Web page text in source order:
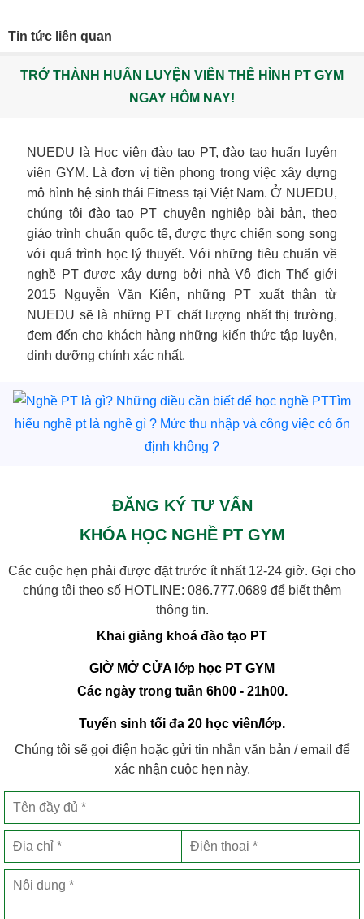
Tin tức liên quan
TRỞ THÀNH HUẤN LUYỆN VIÊN THỂ HÌNH PT GYM
NGAY HÔM NAY!
NUEDU là Học viện đào tạo PT, đào tạo huấn luyện
viên GYM. Là đơn vị tiên phong trong việc xây dựng
mô hình hệ sinh thái Fitness tại Việt Nam. Ở NUEDU,
chúng tôi đào tạo PT chuyên nghiệp bài bản, theo
giáo trình chuẩn quốc tế, được thực chiến song song
với quá trình học lý thuyết. Với những tiêu chuẩn về
nghề PT được xây dựng bởi nhà Vô địch Thế giới
2015 Nguyễn Văn Kiên, những PT xuất thân từ
NUEDU sẽ là những PT chất lượng nhất thị trường,
đem đến cho khách hàng những kiến thức tập luyện,
dinh dưỡng chính xác nhất.
Tìm
hiểu nghề pt là nghề gì ? Mức thu nhập và công việc có ổn
định không ?
ĐĂNG KÝ TƯ VẤN
KHÓA HỌC NGHỀ PT GYM
Các cuộc hẹn phải được đặt trước ít nhất 12-24 giờ. Gọi cho
chúng tôi theo số HOTLINE: 086.777.0689 để biết thêm
thông tin.
Khai giảng khoá đào tạo PT
GIỜ MỞ CỬA lớp học PT GYM
Các ngày trong tuần 6h00 - 21h00.
Tuyển sinh tối đa 20 học viên/lớp.
Chúng tôi sẽ gọi điện hoặc gửi tin nhắn văn bản / email để
xác nhận cuộc hẹn này.